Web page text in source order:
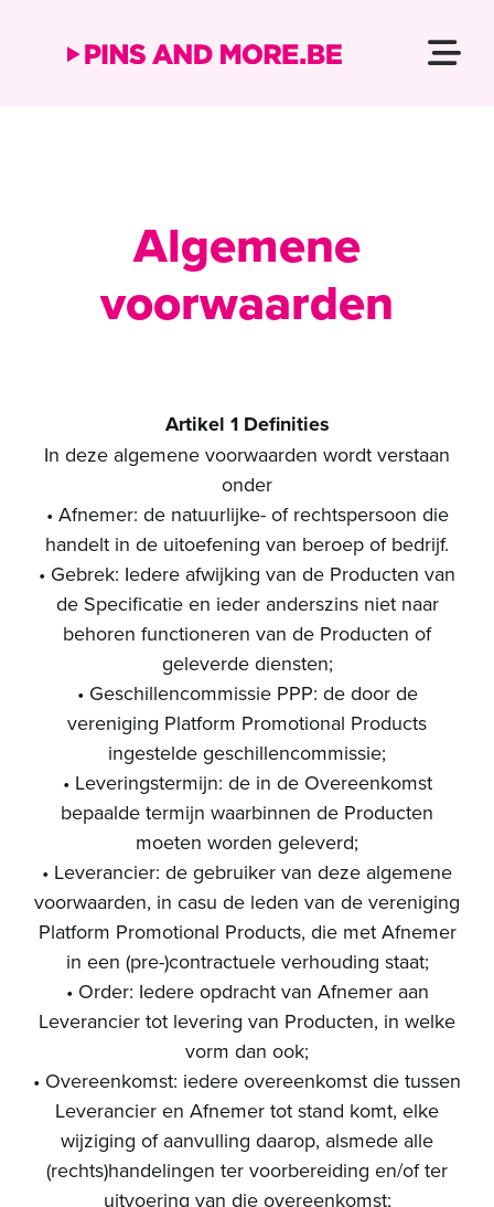
Algemene
voorwaarden
Artikel 1 Definities
In deze algemene voorwaarden wordt verstaan
onder
• Afnemer: de natuurlijke- of rechtspersoon die
handelt in de uitoefening van beroep of bedrijf.
• Gebrek: Iedere afwijking van de Producten van
de Specificatie en ieder anderszins niet naar
behoren functioneren van de Producten of
geleverde diensten;
• Geschillencommissie PPP: de door de
vereniging Platform Promotional Products
ingestelde geschillencommissie;
• Leveringstermijn: de in de Overeenkomst
bepaalde termijn waarbinnen de Producten
moeten worden geleverd;
• Leverancier: de gebruiker van deze algemene
voorwaarden, in casu de leden van de vereniging
Platform Promotional Products, die met Afnemer
in een (pre-)contractuele verhouding staat;
• Order: Iedere opdracht van Afnemer aan
Leverancier tot levering van Producten, in welke
vorm dan ook;
• Overeenkomst: iedere overeenkomst die tussen
Leverancier en Afnemer tot stand komt, elke
wijziging of aanvulling daarop, alsmede alle
(rechts)handelingen ter voorbereiding en/of ter
uitvoering van die overeenkomst;